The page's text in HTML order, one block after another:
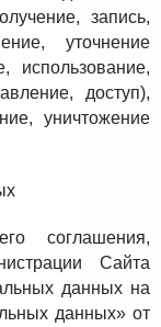
запись,
уточнение
использование,
доступ),
уничтожение
соглашения,
Сайта
данных на
данных» от